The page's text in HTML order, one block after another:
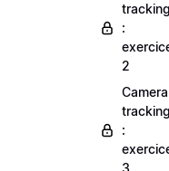
:
2
Camera
:
3